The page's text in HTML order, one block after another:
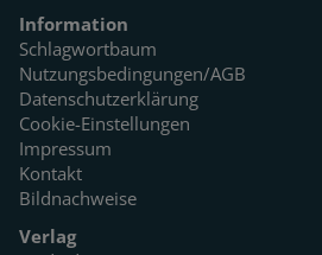
Information
Schlagwortbaum
Nutzungsbedingungen/AGB
Datenschutzerklärung
Cookie-Einstellungen
Impressum
Kontakt
Bildnachweise
Verlag